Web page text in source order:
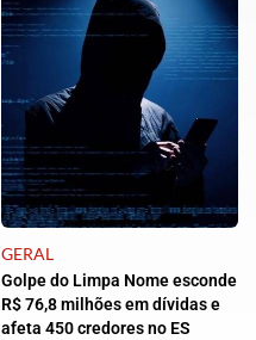
GERAL
Golpe do Limpa Nome esconde
R$ 76,8 milhões em dívidas e
afeta 450 credores no ES